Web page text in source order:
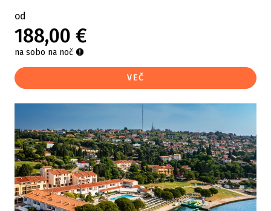
od
188,00 €
na sobo na noč
VEČ